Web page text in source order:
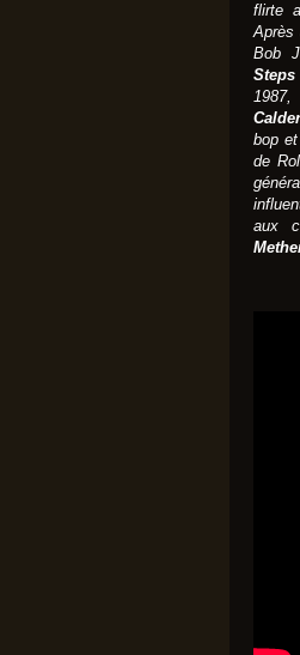
flirte
Après
Bob
Steps
bop
de
aux